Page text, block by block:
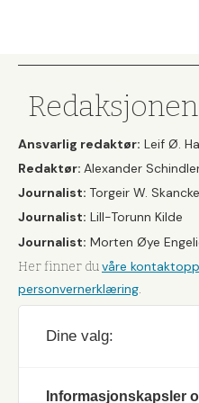
Redaksjonen
Ansvarlig redaktør: Leif Ø.
Redaktør: Alexander
Journalist: Torgeir W. Skancke
Journalist: Lill-Torunn Kilde
Journalist: Morten Øye
Her finner duvåre
personvernerklæring.
Dine valg:
Informasjonskapsler